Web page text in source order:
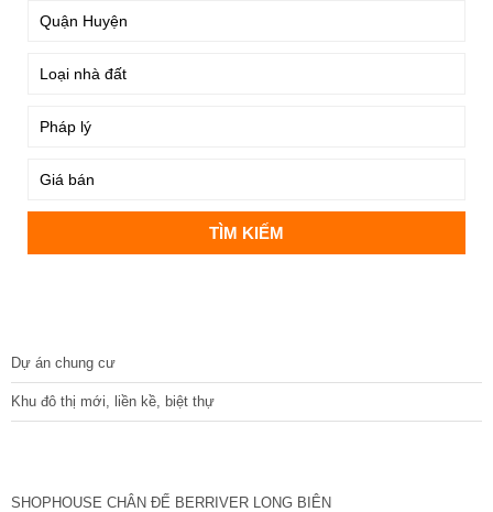
Dự án chung cư
Khu đô thị mới, liền kề, biệt thự
SHOPHOUSE CHÂN ĐẾ BERRIVER LONG BIÊN